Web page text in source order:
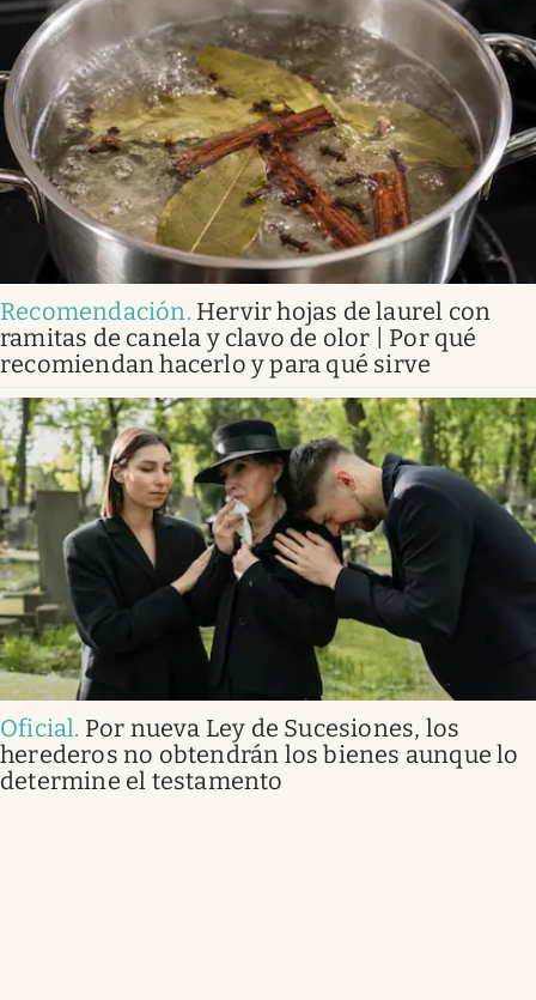
Recomendación. Hervir hojas de laurel con
ramitas de canela y clavo de olor | Por qué
recomiendan hacerlo y para qué sirve
Oficial. Por nueva Ley de Sucesiones, los
herederos no obtendrán los bienes aunque lo
determine el testamento